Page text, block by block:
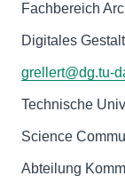
Fachbereich
Digitales
grellert@dg.tu-
Technische
Science
Abteilung